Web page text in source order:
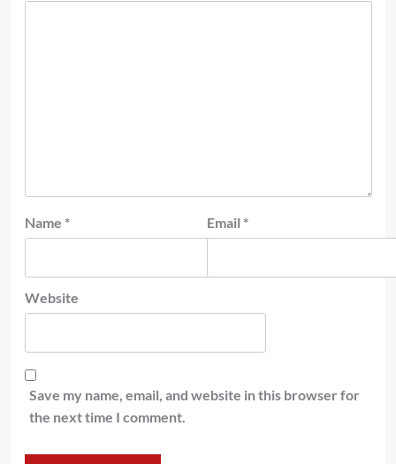
Name * Email *
Website
Save my name, email, and website in this browser for
the next time I comment.